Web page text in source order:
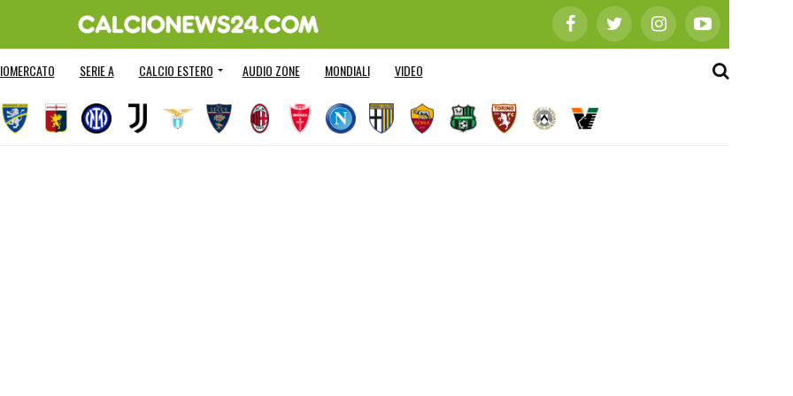
SERIE A CALCIO ESTERO AUDIO ZONE MONDIALI VIDEO